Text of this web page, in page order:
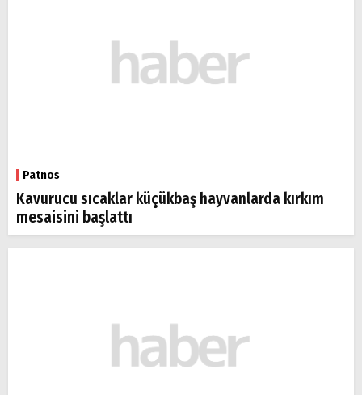
Patnos
Kavurucu sıcaklar küçükbaş hayvanlarda kırkım
mesaisini başlattı